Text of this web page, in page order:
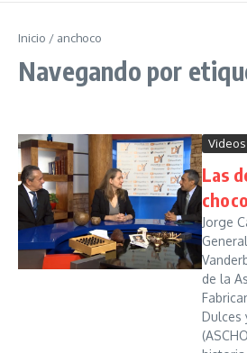
Inicio / anchoco
Navegando por
Videos
Las
Jorge
de la
Dulces